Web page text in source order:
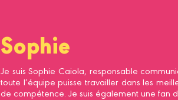
Sophie
Je suis Sophie Caiola, responsable
toute l’équipe puisse travailler dans les
de compétence. Je suis également une fan